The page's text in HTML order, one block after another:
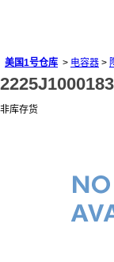
美国1号仓库 > 电容器 >
非库存货